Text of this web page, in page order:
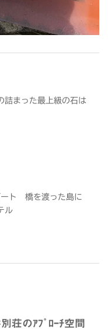
まった最上級の石は
ート 橋を渡った島に
ル
荘のｱﾌﾟﾛｰﾁ空間